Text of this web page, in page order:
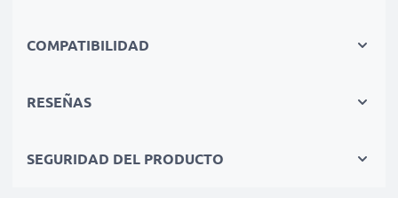
de carga flexible y resistente, con fuente de
1x batería de 1000mAh: aprox. 2 horas
COMPATIBILIDAD
RESEÑAS
SEGURIDAD DEL PRODUCTO